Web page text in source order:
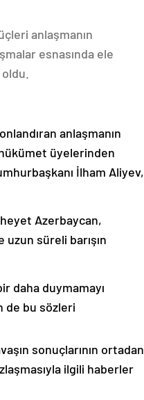
anlaşmanın
esnasında ele
anlaşmanın
üyelerinden
İlham Aliyev,
Azerbaycan,
uzun süreli barışın
daha duymamayı
de bu sözleri
sonuçlarının ortadan
ilgili haberler